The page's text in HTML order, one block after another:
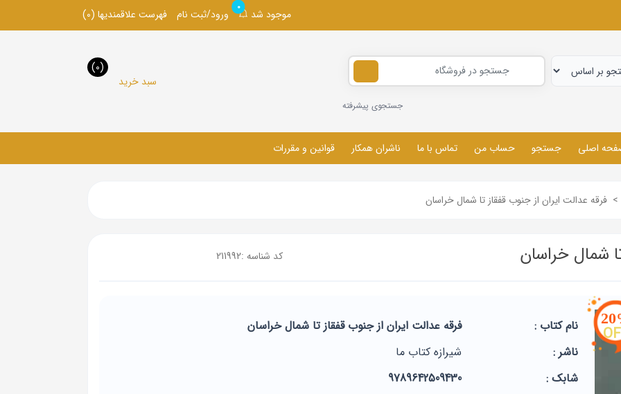
موجود شد
0
ورود/ثبت نام فهرست علاقمندیها (0)
جستجوی پیشرفته
سبد خرید
(0)
اصلی جستجو حساب من تماس با ما ناشران همکار قوانین و مقررات
> فرقه عدالت ایران از جنوب قفقاز تا شمال خراسان
شمال خراسان کد شناسه :211992
نام کتاب :
فرقه عدالت ایران از جنوب قفقاز تا شمال خراسان
ناشر :
شیرازه کتاب ما
شابک :
9789642509430